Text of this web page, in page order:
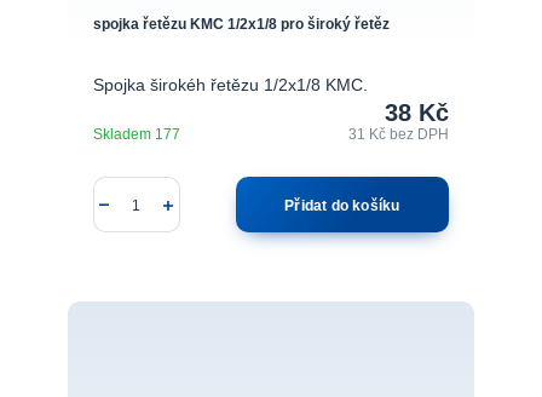
spojka řetězu KMC 1/2x1/8 pro široký řetěz
Spojka širokéh řetězu 1/2x1/8 KMC.
38 Kč
31 Kč bez DPH
Skladem 177
Přidat do košíku